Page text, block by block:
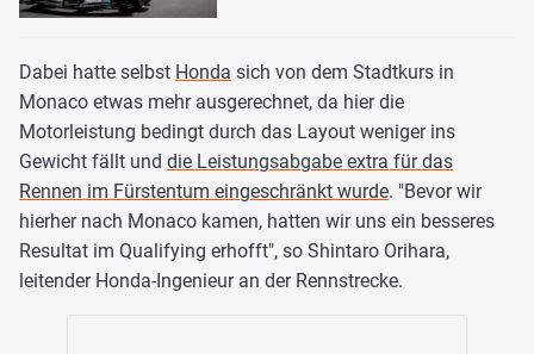
Dabei hatte selbst Honda sich von dem Stadtkurs in
Monaco etwas mehr ausgerechnet, da hier die
Motorleistung bedingt durch das Layout weniger ins
Gewicht fällt und die Leistungsabgabe extra für das
Rennen im Fürstentum eingeschränkt wurde. "Bevor wir
hierher nach Monaco kamen, hatten wir uns ein besseres
Resultat im Qualifying erhofft", so Shintaro Orihara,
leitender Honda-Ingenieur an der Rennstrecke.